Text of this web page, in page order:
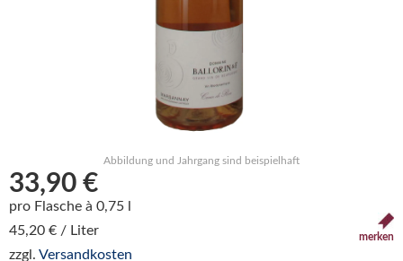
Abbildung und Jahrgang sind beispielhaft
33,90 €
pro Flasche à 0,75 l
45,20 € / Liter
zzgl. Versandkosten
merken